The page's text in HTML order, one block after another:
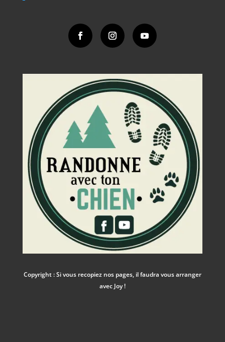
Copyright : Si vous recopiez nos pages, il faudra vous arranger
avec Joy !